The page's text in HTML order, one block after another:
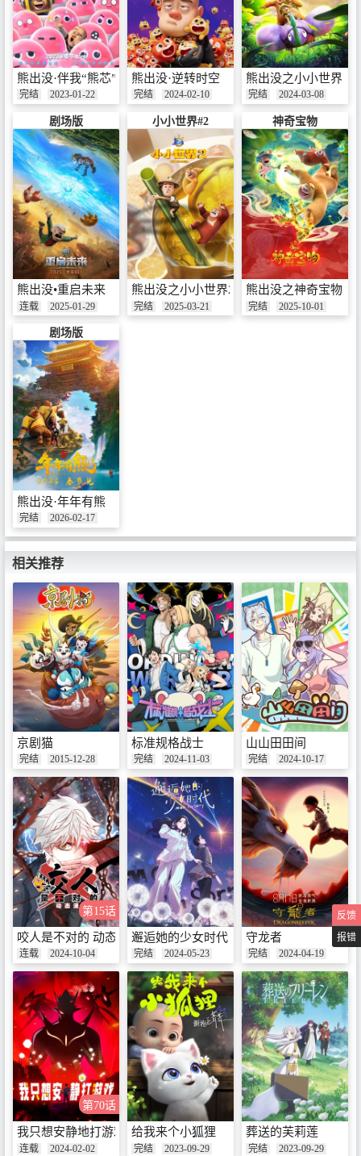
熊出没·伴我“熊芯”
完结 2023-01-22
熊出没·逆转时空
完结 2024-02-10
熊出没之小小世界
完结 2024-03-08
剧场版
熊出没•重启未来
连载 2025-01-29
小小世界#2
熊出没之小小世界2
完结 2025-03-21
神奇宝物
熊出没之神奇宝物
完结 2025-10-01
剧场版
熊出没·年年有熊
完结 2026-02-17
相关推荐
京剧猫
完结 2015-12-28
标准规格战士
完结 2024-11-03
山山田田间
完结 2024-10-17
第15话
咬人是不对的 动态漫
连载 2024-10-04
邂逅她的少女时代
完结 2024-05-23
守龙者
完结 2024-04-19
第70话
我只想安静地打游戏 动态漫
连载 2024-02-02
给我来个小狐狸
完结 2023-09-29
葬送的芙莉莲
完结 2023-09-29
反馈
报错